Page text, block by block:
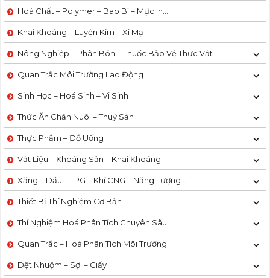
Hoá Chất – Polymer – Bao Bì – Mực In…
Khai Khoáng – Luyện Kim – Xi Mạ
Nông Nghiệp – Phân Bón – Thuốc Bảo Vệ Thực Vật
Quan Trắc Môi Trường Lao Động
Sinh Học – Hoá Sinh – Vi Sinh
Thức Ăn Chăn Nuôi – Thuỷ Sản
Thực Phẩm – Đồ Uống
Vật Liệu – Khoáng Sản – Khai Khoáng
Xăng – Dầu – LPG – Khí CNG – Năng Lượng…
Thiết Bị Thí Nghiệm Cơ Bản
Thí Nghiệm Hoá Phân Tích Chuyên Sâu
Quan Trắc – Hoá Phân Tích Môi Trường
Dệt Nhuộm – Sợi – Giấy